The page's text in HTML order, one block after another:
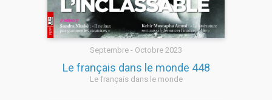
Septembre - Octobre 2023
Le français dans le monde 448
Le français dans le monde